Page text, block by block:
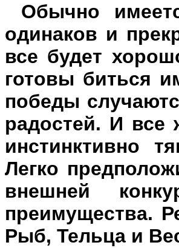
Обычно
одинаков и
все будет
готовы биться
победы
радостей. И все
инстинктивно
Легко
внешней
преимущества.
Рыб, Тельца и